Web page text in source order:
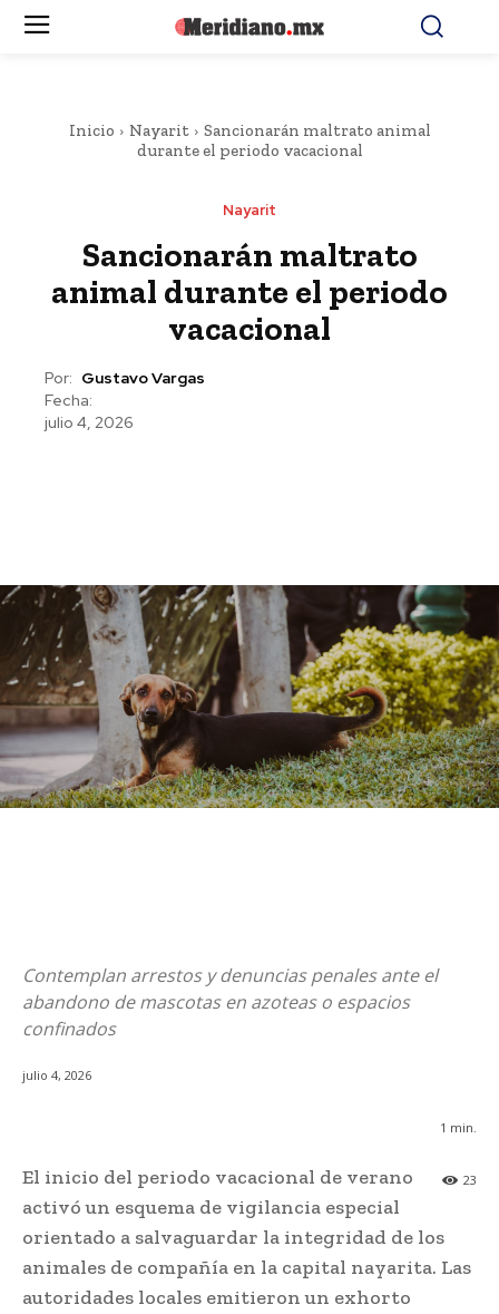
Inicio Nayarit
Sancionarán maltrato animal
durante el periodo vacacional
Nayarit
Sancionarán maltrato
animal durante el periodo
vacacional
Por: Gustavo Vargas
Fecha:
julio 4, 2026
Contemplan arrestos y denuncias penales ante el
abandono de mascotas en azoteas o espacios
confinados
julio 4, 2026
1 min.
23
El inicio del periodo vacacional de verano
activó un esquema de vigilancia especial
orientado a salvaguardar la integridad de los
animales de compañía en la capital nayarita. Las
autoridades locales emitieron un exhorto